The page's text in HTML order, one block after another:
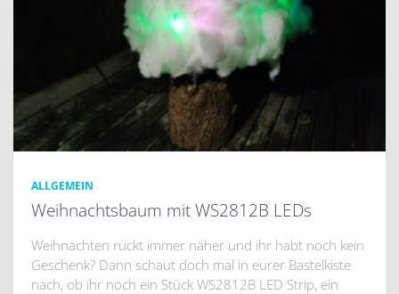
ALLGEMEIN
Weihnachtsbaum mit WS2812B LEDs
Weihnachten rückt immer näher und ihr habt noch kein
Geschenk? Dann schaut doch mal in eurer Bastelkiste
nach, ob ihr noch ein Stück WS2812B LED Strip, ein